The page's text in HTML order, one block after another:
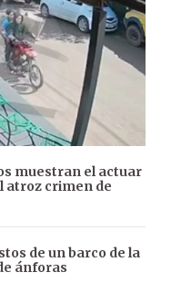
muestran el actuar
atroz crimen de
de un barco de la
ánforas